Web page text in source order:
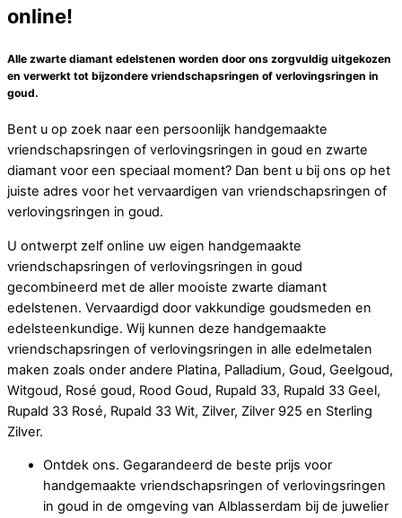
online!
Alle zwarte diamant edelstenen worden door ons zorgvuldig uitgekozen
en verwerkt tot bijzondere vriendschapsringen of verlovingsringen in
goud.
Bent u op zoek naar een persoonlijk handgemaakte
vriendschapsringen of verlovingsringen in goud en zwarte
diamant voor een speciaal moment? Dan bent u bij ons op het
juiste adres voor het vervaardigen van vriendschapsringen of
verlovingsringen in goud.
U ontwerpt zelf online uw eigen handgemaakte
vriendschapsringen of verlovingsringen in goud
gecombineerd met de aller mooiste zwarte diamant
edelstenen. Vervaardigd door vakkundige goudsmeden en
edelsteenkundige. Wij kunnen deze handgemaakte
vriendschapsringen of verlovingsringen in alle edelmetalen
maken zoals onder andere Platina, Palladium, Goud, Geelgoud,
Witgoud, Rosé goud, Rood Goud, Rupald 33, Rupald 33 Geel,
Rupald 33 Rosé, Rupald 33 Wit, Zilver, Zilver 925 en Sterling
Zilver.
Ontdek ons. Gegarandeerd de beste prijs voor
handgemaakte vriendschapsringen of verlovingsringen
in goud in de omgeving van Alblasserdam bij de juwelier